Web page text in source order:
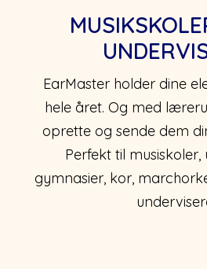
EarMaster holder dine
hele året. Og med
oprette og sende dem
Perfekt til musiskoler,
gymnasier, kor,